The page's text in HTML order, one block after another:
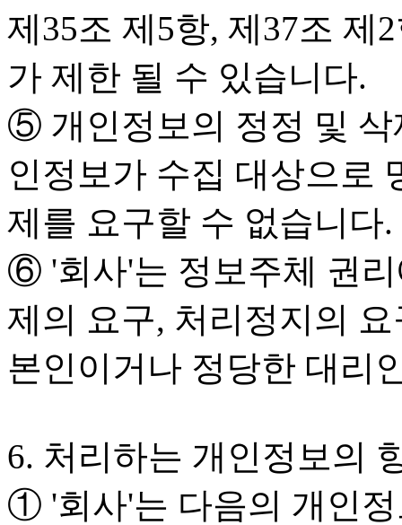
제35조 제5항, 제37조 제
가 제한 될 수 있습니다.
⑤ 개인정보의 정정 및 삭
인정보가 수집 대상으로
제를 요구할 수 없습니다.
⑥ '회사'는 정보주체 권리
제의 요구, 처리정지의
본인이거나 정당한 대리
6. 처리하는 개인정보의
① '회사'는 다음의 개인